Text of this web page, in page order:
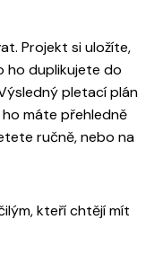
Projekt si uložíte,
ho duplikujete do
pletací plán
máte přehledně
ručně, nebo na
kteří chtějí mít